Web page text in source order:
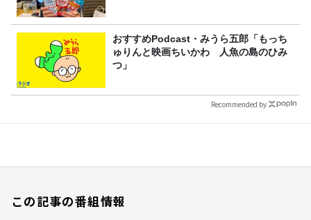
おすすめPodcast・みうら五郎「もっち
ゅりんと映画ちいかわ 人魚の島のひみ
つ」
Recommended by
この記事の番組情報